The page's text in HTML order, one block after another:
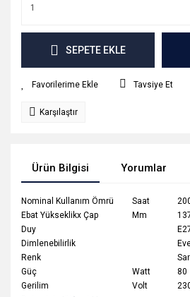
SEPETE EKLE
Tavsiye Et
Karşılaştır
Ürün Bilgisi Yorumlar
Nominal Kullanım Ömrü Saat
Ebat Yükseklikx Çap
Mm
Duy
Dimlenebilirlik
Renk
Güç
Watt
80
Gerilim
Volt